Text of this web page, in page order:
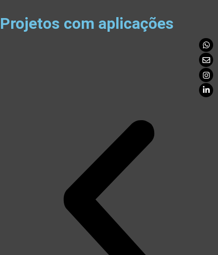
Projetos com aplicações